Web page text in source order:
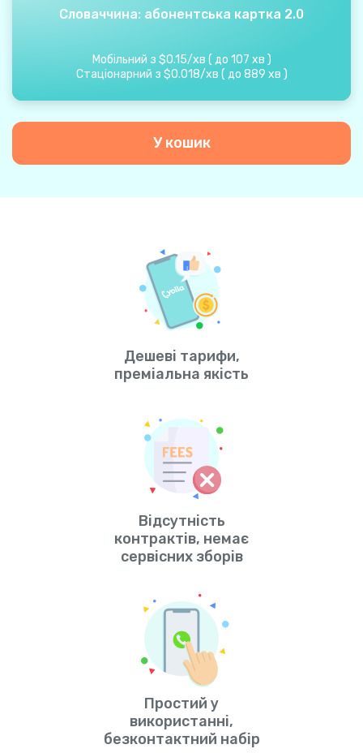
Словаччина: абонентська картка 2.0
Мобільний з $0.15/хв ( до 107 хв )
Стаціонарний з $0.018/хв ( до 889 хв )
У кошик
Дешеві тарифи,
преміальна якість
Відсутність
контрактів, немає
сервісних зборів
Простий у
використанні,
безконтактний набір